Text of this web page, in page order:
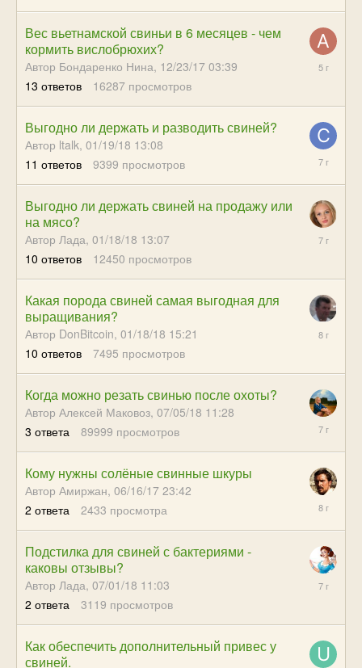
Вес вьетнамской свиньи в 6 месяцев - чем
кормить вислобрюхих?
Автор Бондаренко Нина, 12/23/17 03:39
13 ответов 16287 просмотров
03/29/21
Выгодно ли держать и разводить свиней?
Автор ltalk, 01/19/18 13:08
11 ответов 9399 просмотров
07/25/19
Выгодно ли держать свиней на продажу или
на мясо?
Автор Лада, 01/18/18 13:07
10 ответов 12450 просмотров
09/06/18
Какая порода свиней самая выгодная для
выращивания?
Автор DonBitcoin, 01/18/18 15:21
10 ответов 7495 просмотров
07/13/18
Когда можно резать свинью после охоты?
Автор Алексей Маковоз, 07/05/18 11:28
3 ответа 89999 просмотров
09/12/18
Кому нужны солёные свинные шкуры
Автор Амиржан, 06/16/17 23:42
2 ответа 2433 просмотра
11/29/17
Подстилка для свиней с бактериями -
каковы отзывы?
Автор Лада, 07/01/18 11:03
2 ответа 3119 просмотров
09/03/18
Как обеспечить дополнительный привес у
свиней.